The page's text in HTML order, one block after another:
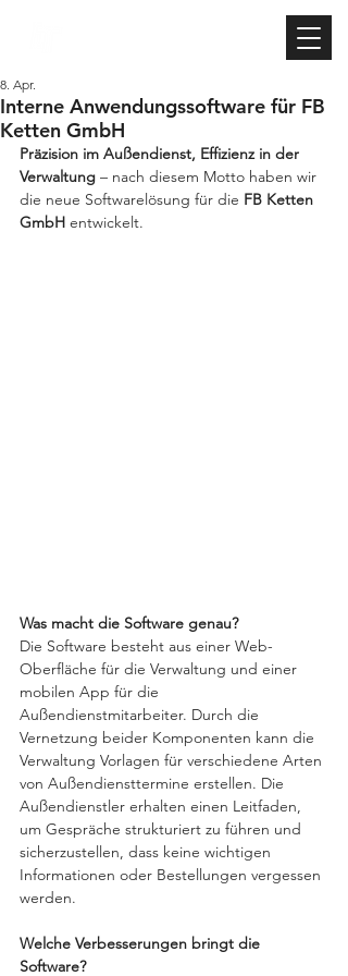
Interne Anwendungssoftware für FB
Ketten GmbH
8. Apr.
Präzision im Außendienst, Effizienz in der
Verwaltung – nach diesem Motto haben wir
die neue Softwarelösung für die FB Ketten
GmbH entwickelt.
Was macht die Software genau?
Die Software besteht aus einer Web-
Oberfläche für die Verwaltung und einer
mobilen App für die
Außendienstmitarbeiter. Durch die
Vernetzung beider Komponenten kann die
Verwaltung Vorlagen für verschiedene Arten
von Außendiensttermine erstellen. Die
Außendienstler erhalten einen Leitfaden,
um Gespräche strukturiert zu führen und
sicherzustellen, dass keine wichtigen
Informationen oder Bestellungen vergessen
werden.
Welche Verbesserungen bringt die
Software?